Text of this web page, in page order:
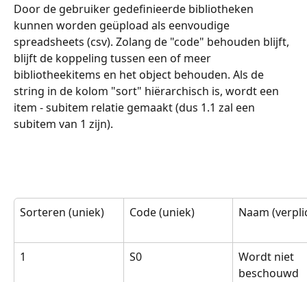
Door de gebruiker gedefinieerde bibliotheken
kunnen worden geüpload als eenvoudige
spreadsheets (csv). Zolang de "code" behouden blijft,
blijft de koppeling tussen een of meer
bibliotheekitems en het object behouden. Als de
string in de kolom "sort" hiërarchisch is, wordt een
item - subitem relatie gemaakt (dus 1.1 zal een
subitem van 1 zijn).
Sorteren (uniek) Code (uniek) Naam
1 S0
Wordt niet
beschouwd